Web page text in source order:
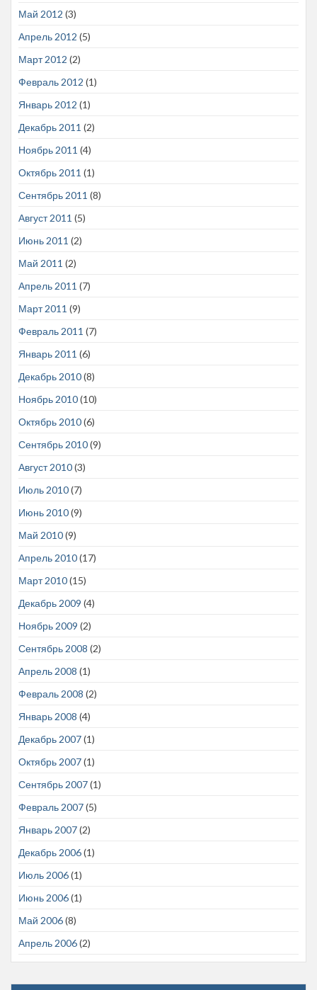
Май 2012 (3)
Апрель 2012 (5)
Март 2012 (2)
Февраль 2012 (1)
Январь 2012 (1)
Декабрь 2011 (2)
Ноябрь 2011 (4)
Октябрь 2011 (1)
Сентябрь 2011 (8)
Август 2011 (5)
Июнь 2011 (2)
Май 2011 (2)
Апрель 2011 (7)
Март 2011 (9)
Февраль 2011 (7)
Январь 2011 (6)
Декабрь 2010(8)
Ноябрь 2010(10)
Октябрь 2010(6)
Сентябрь 2010(9)
Август 2010(3)
Июль 2010(7)
Июнь 2010(9)
Май 2010(9)
Апрель 2010(17)
Март 2010(15)
Декабрь 2009 (4)
Ноябрь 2009 (2)
Сентябрь 2008 (2)
Апрель 2008 (1)
Февраль 2008 (2)
Январь 2008 (4)
Декабрь 2007(1)
Октябрь 2007(1)
Сентябрь 2007(1)
Февраль 2007(5)
Январь 2007(2)
Декабрь 2006(1)
Июль 2006(1)
Июнь 2006(1)
Май 2006(8)
Апрель 2006(2)